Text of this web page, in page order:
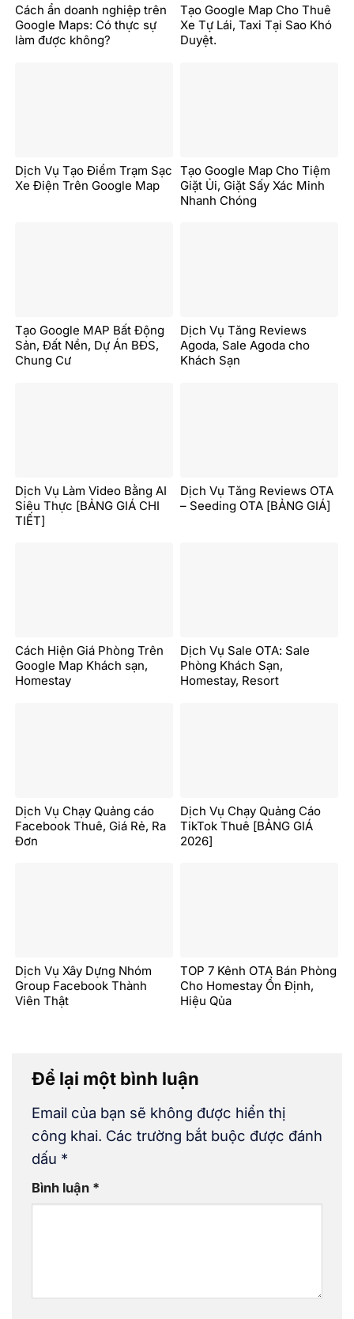
Cách ẩn doanh nghiệp trên
Google Maps: Có thực sự
làm được không?
Tạo Google Map Cho Thuê
Xe Tự Lái, Taxi Tại Sao Khó
Duyệt.
Dịch Vụ Tạo Điểm Trạm Sạc
Xe Điện Trên Google Map
Tạo Google Map Cho Tiệm
Giặt Ủi, Giặt Sấy Xác Minh
Nhanh Chóng
Tạo Google MAP Bất Động
Sản, Đất Nền, Dự Án BĐS,
Chung Cư
Dịch Vụ Tăng Reviews
Agoda, Sale Agoda cho
Khách Sạn
Dịch Vụ Làm Video Bằng AI
Siêu Thực [BẢNG GIÁ CHI
TIẾT]
Dịch Vụ Tăng Reviews OTA
– Seeding OTA [BẢNG GIÁ]
Cách Hiện Giá Phòng Trên
Google Map Khách sạn,
Homestay
Dịch Vụ Sale OTA: Sale
Phòng Khách Sạn,
Homestay, Resort
Dịch Vụ Chạy Quảng cáo
Facebook Thuê, Giá Rẻ, Ra
Đơn
Dịch Vụ Chạy Quảng Cáo
TikTok Thuê [BẢNG GIÁ
2026]
Dịch Vụ Xây Dựng Nhóm
Group Facebook Thành
Viên Thật
TOP 7 Kênh OTA Bán Phòng
Cho Homestay Ổn Định,
Hiệu Qủa
Để lại một bình luận
Email của bạn sẽ không được hiển thị
công khai. Các trường bắt buộc được đánh
dấu *
Bình luận *